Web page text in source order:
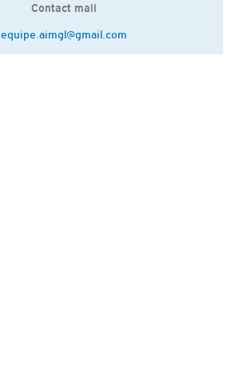
Contact mail
equipe.aimgl@gmail.com